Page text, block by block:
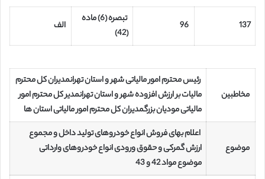
137
96
تبصره (6) ماده
(42)
الف
مخاطبین
رئیس محترم امور مالیاتی شهر و استان تهرانمدیران کل محترم
مالیات بر ارزش افزوده شهر و استان تهرانمدیر کل محترم امور
مالیاتی مودیان بزرگمدیران کل محترم امور مالیاتی استان ها
موضوع
اعلام بهای فروش انواع خودروهای تولید داخل و مجموع
ارزش گمرکی و حقوق ورودی انواع خودروهای وارداتی
موضوع مواد 42 و 43